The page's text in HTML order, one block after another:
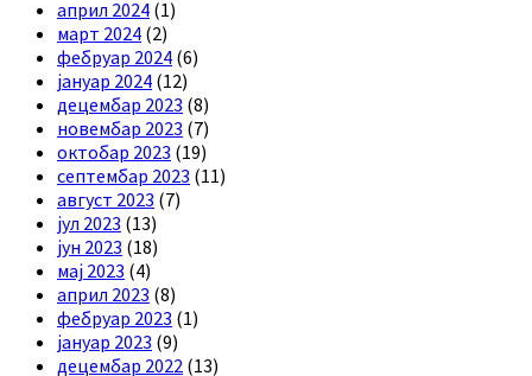
април 2024 (1)
март 2024 (2)
фебруар 2024 (6)
јануар 2024 (12)
децембар 2023 (8)
новембар 2023 (7)
октобар 2023 (19)
септембар 2023 (11)
август 2023 (7)
јул 2023 (13)
јун 2023 (18)
мај 2023 (4)
април 2023 (8)
фебруар 2023 (1)
јануар 2023 (9)
децембар 2022 (13)